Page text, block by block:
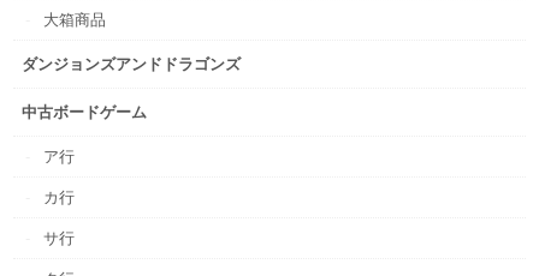
大箱商品
ダンジョンズアンドドラゴンズ
中古ボードゲーム
ア行
カ行
サ行